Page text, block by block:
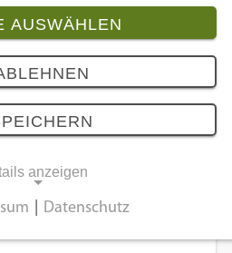
für eine Ikone
2026 setzt
der ikonischen
AUSWÄHLEN
anzeigen
Datenschutz